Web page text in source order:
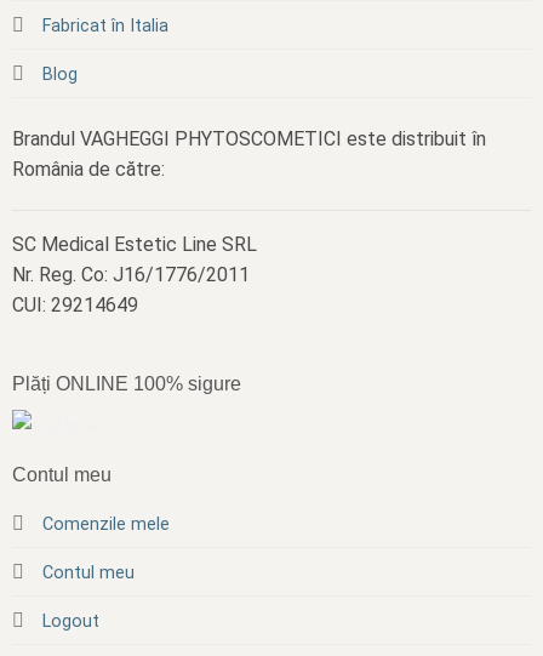
Fabricat în Italia
Blog
Brandul VAGHEGGI PHYTOSCOMETICI este distribuit în
România de către:
SC Medical Estetic Line SRL
Nr. Reg. Co: J16/1776/2011
CUI: 29214649
Plăți ONLINE 100% sigure
Contul meu
Comenzile mele
Contul meu
Logout